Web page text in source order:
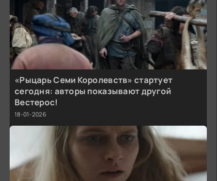
«Рыцарь Семи Королевств» стартует
сегодня: авторы показывают другой
Вестерос!
18-01-2026